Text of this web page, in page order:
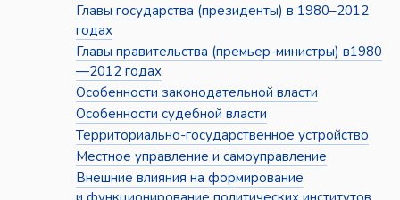
Главы государства (президенты) в 1980–2012
годах
Главы правительства (премьер-министры) в1980
—2012 годах
Особенности законодательной власти
Особенности судебной власти
Территориально-государственное устройство
Местное управление и самоуправление
Внешние влияния на формирование